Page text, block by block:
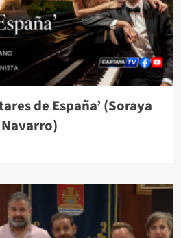
de España’ (Soraya